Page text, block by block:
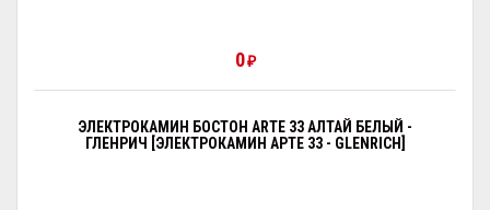
0₽
ЭЛЕКТРОКАМИН БОСТОН ARTE 33 АЛТАЙ БЕЛЫЙ -
ГЛЕНРИЧ [ЭЛЕКТРОКАМИН АРТЕ 33 - GLENRICH]